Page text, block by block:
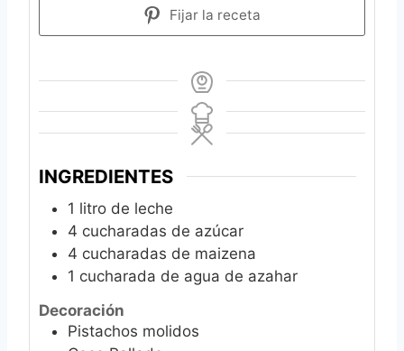
Fijar la receta
INGREDIENTES
1 litro de leche
4 cucharadas de azúcar
4 cucharadas de maizena
1 cucharada de agua de azahar
Decoración
Pistachos molidos